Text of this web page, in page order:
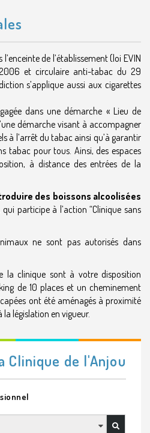
l’enceinte de l’établissement (loi EVIN
et circulaire anti-tabac du 29
s’applique aussi aux cigarettes
dans une démarche « Lieu de
démarche visant à accompagner
à l’arrêt du tabac ainsi qu’à garantir
tabac pour tous. Ainsi, des espaces
à distance des entrées de la
des boissons alcoolisées
participe à l’action “Clinique sans
ne sont pas autorisés dans
la clinique sont à votre disposition
de 10 places et un cheminement
ont été aménagés à proximité
législation en vigueur.
Clinique de l'Anjou